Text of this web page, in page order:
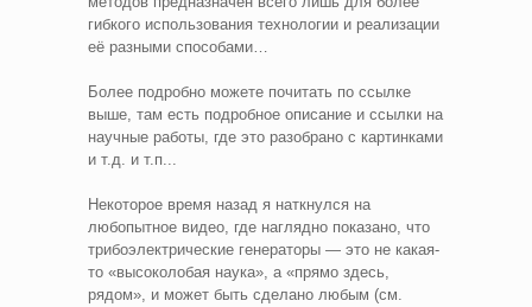
гибкого использования технологии и реализации
её разными способами…
Более подробно можете почитать по ссылке
выше, там есть подробное описание и ссылки на
научные работы, где это разобрано с картинками
и т.д. и т.п...
Некоторое время назад я наткнулся на
любопытное видео, где наглядно показано, что
трибоэлектрические генераторы — это не какая-
то «высоколобая наука», а «прямо здесь,
рядом», и может быть сделано любым (см.